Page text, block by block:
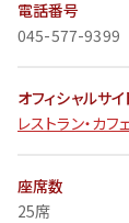
電話番号
045-577-9399
オフィシャルサイ
レストラン・カ
座席数
25席